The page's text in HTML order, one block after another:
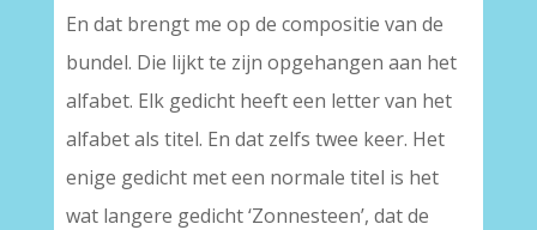
En dat brengt me op de compositie van de
bundel. Die lijkt te zijn opgehangen aan het
alfabet. Elk gedicht heeft een letter van het
alfabet als titel. En dat zelfs twee keer. Het
enige gedicht met een normale titel is het
wat langere gedicht ‘Zonnesteen’, dat de